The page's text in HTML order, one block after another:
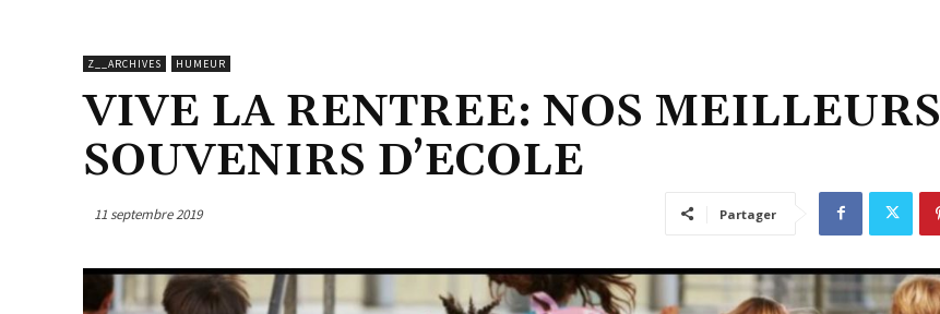
Z__ARCHIVES HUMEUR
VIVE LA RENTREE: NOS MEILLEURS
SOUVENIRS D’ECOLE
11 septembre 2019 Partager